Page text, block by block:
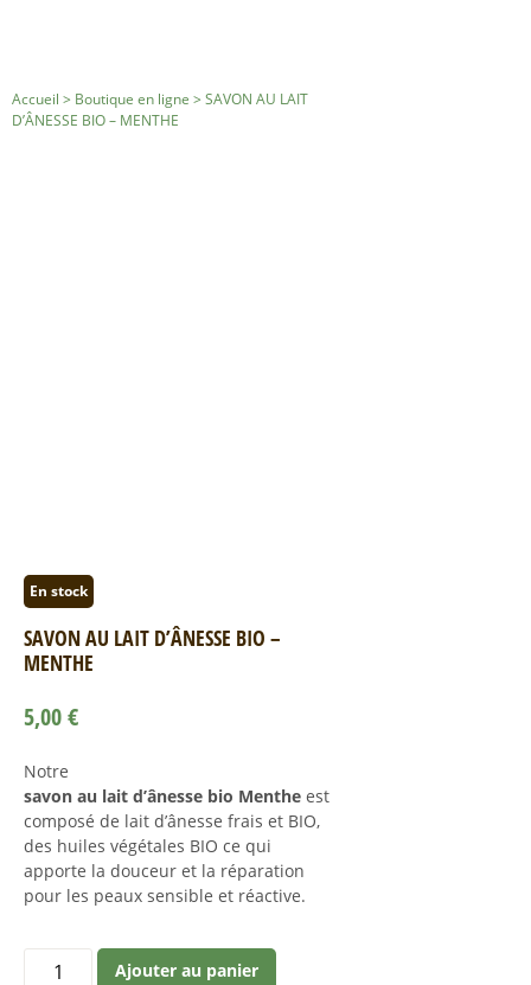
Accueil > Boutique en ligne > SAVON AU LAIT
D’ÂNESSE BIO – MENTHE
En stock
SAVON AU LAIT D’ÂNESSE BIO –
MENTHE
5,00€
Notre
savon au lait d’ânesse bio Menthe est
composé de lait d’ânesse frais et BIO,
des huiles végétales BIO ce qui
apporte la douceur et la réparation
pour les peaux sensible et réactive.
Ajouter au panier